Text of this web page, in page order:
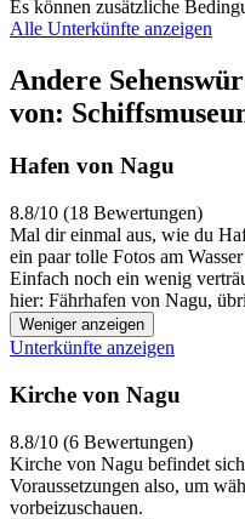
Es können zusätzliche
Alle Unterkünfte anzeigen
Andere
von:
Hafen von Nagu
8.8/10 (18 Bewertungen)
Mal dir einmal aus, wie du
ein paar tolle Fotos am
Einfach noch ein wenig
hier: Fährhafen von Nagu,
Weniger anzeigen
Unterkünfte anzeigen
Kirche von Nagu
8.8/10 (6 Bewertungen)
Kirche von Nagu befindet
Voraussetzungen also, um
vorbeizuschauen.